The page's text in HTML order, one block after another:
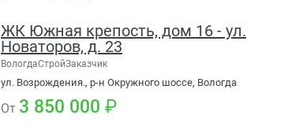
ЖК Южная крепость, дом 16 - ул.
Новаторов, д. 23
ВологдаСтройЗаказчик
ул. Возрождения., р-н Окружного шоссе, Вологда
От 3 850 000